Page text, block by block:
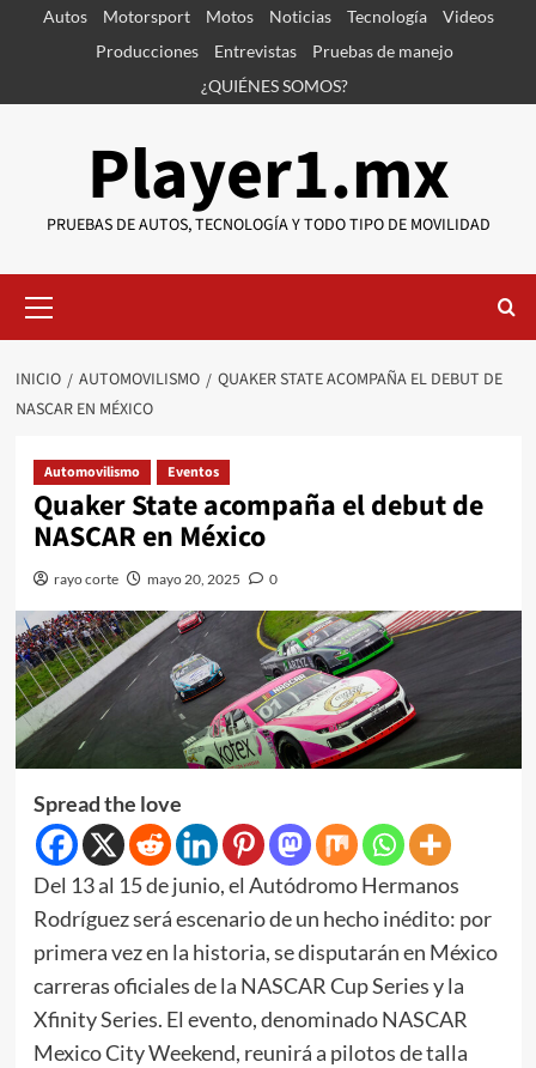
SaltarAutos Motorsport Motos Noticias Tecnología
Videos
Producciones
Entrevistas
Pruebas de manejo
¿QUIÉNES SOMOS?
Player1.mx
PRUEBAS DE AUTOS, TECNOLOGÍA Y TODO TIPO DE MOVILIDAD
primario
INICIO AUTOMOVILISMO
QUAKER STATE ACOMPAÑA EL DEBUT DE
NASCAR EN MÉXICO
Automovilismo Eventos
Quaker State acompaña el debut de
NASCAR en México
rayo corte mayo 20, 2025 0
Spread the love
Del 13 al 15 de junio, el Autódromo Hermanos
Rodríguez será escenario de un hecho inédito: por
primera vez en la historia, se disputarán en México
carreras oficiales de la NASCAR Cup Series y la
Xfinity Series. El evento, denominado NASCAR
Mexico City Weekend, reunirá a pilotos de talla